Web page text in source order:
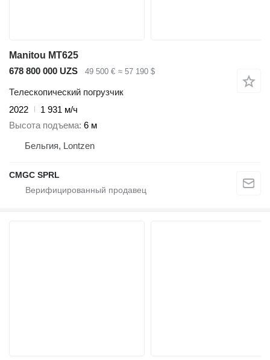
Manitou MT625
678 800 000 UZS
49 500 € ≈ 57 190 $
Телескопический погрузчик
2022
1 931 м/ч
Высота подъема 6 м
Бельгия, Lontzen
CMGC SPRL